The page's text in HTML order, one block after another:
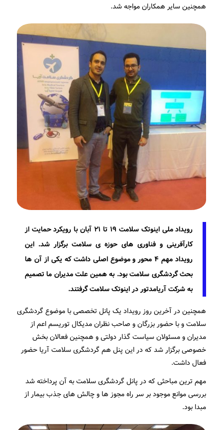
همچنین سایر همکاران مواجه شد.
رویداد ملی اینوتک سلامت ۱۹ تا ۲۱ آبان با رویکرد حمایت از
کارآفرینی و فناوری های حوزه ی سلامت برگزار شد. این
رویداد مهم ۴ محور و موضوع اصلی داشت که یکی از آن ها
بحث گردشگری سلامت بود. به همین علت مدیران ما تصمیم
به شرکت آریامدتور در اینوتک سلامت گرفتند.
همچنین در آخرین روز رویداد یک پانل تخصصی با موضوع گردشگری
سلامت و با حضور بزرگان و صاحب نظران مدیکال توریسم اعم از
مدیران و مسئولان سیاست گذار دولتی و همچنین فعالان بخش
خصوصی برگزار شد که در این پنل هم گردشگری سلامت آریا حضور
فعال داشت.
مهم ترین مباحثی که در پانل گردشگری سلامت به آن پرداخته شد
بررسی موانع موجود بر سر راه مجوز ها و چالش های جذب بیمار از
مبدا بود.